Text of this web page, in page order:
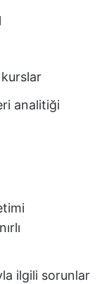
kurslar
analitiği
ilgili sorunlar